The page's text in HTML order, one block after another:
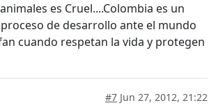
es Cruel....Colombia es un
de desarrollo ante el mundo
cuando respetan la vida y protegen
#7 Jun 27, 2012, 21:22